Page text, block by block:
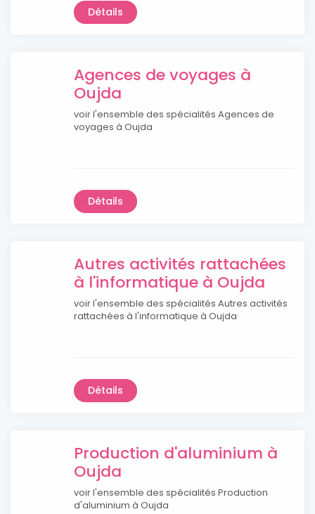
Détails
Agences de voyages à
Oujda
voir l'ensemble des spécialités Agences de
voyages à Oujda
Détails
Autres activités rattachées
à l'informatique à Oujda
voir l'ensemble des spécialités Autres activités
rattachées à l'informatique à Oujda
Détails
Production d'aluminium à
Oujda
voir l'ensemble des spécialités Production
d'aluminium à Oujda